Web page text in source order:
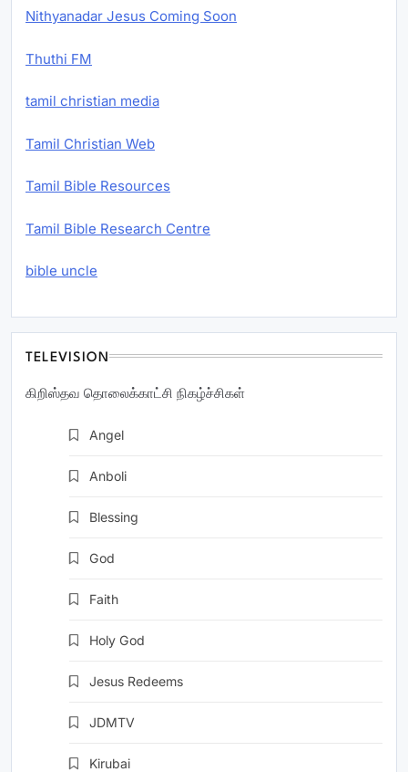
Nithyanadar Jesus Coming Soon
Thuthi FM
tamil christian media
Tamil Christian Web
Tamil Bible Resources
Tamil Bible Research Centre
bible uncle
TELEVISION
கிறிஸ்தவ தொலைக்காட்சி நிகழ்ச்சிகள்
Angel
Anboli
Blessing
God
Faith
Holy God
Jesus Redeems
JDMTV
Kirubai